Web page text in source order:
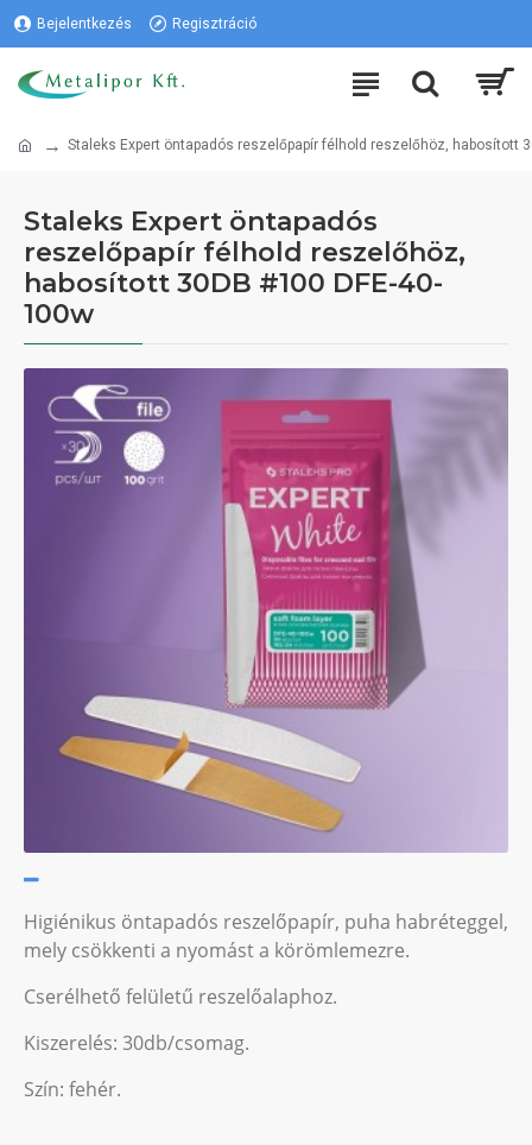
Bejelentkezés Regisztráció
Staleks Expert öntapadós reszelőpapír félhold reszelőhöz, habosított
Staleks Expert öntapadós
reszelőpapír félhold reszelőhöz,
habosított 30DB #100 DFE-40-
100w
Higiénikus öntapadós reszelőpapír, puha habréteggel,
mely csökkenti a nyomást a körömlemezre.
Cserélhető felületű reszelőalaphoz.
Kiszerelés: 30db/csomag.
Szín: fehér.